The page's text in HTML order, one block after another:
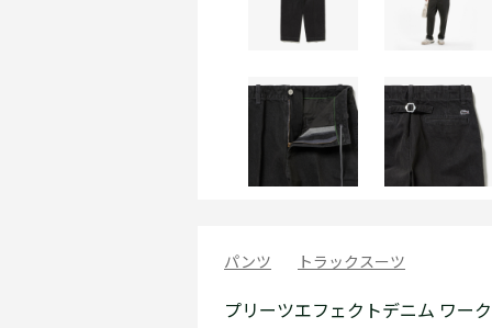
パンツ トラックスーツ
プリーツエフェクトデニム ワー